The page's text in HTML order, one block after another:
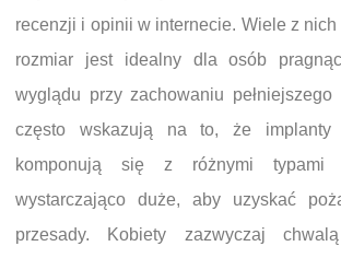
recenzji i opinii w internecie. Wiele z nich
rozmiar jest idealny dla osób
wyglądu przy zachowaniu
często wskazują na to, że
komponują się z różnymi
wystarczająco duże, aby uzyskać
przesady. Kobiety zazwyczaj